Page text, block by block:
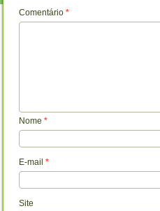
Comentário*
Nome*
E-mail*
Site